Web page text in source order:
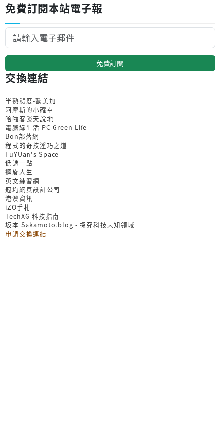
免費訂閱本站電子報
免費訂閱
交換連結
半熟態度-歐美加
阿摩斯的小確幸
哈啦客談天說地
電腦綠生活 PC Green Life
Bon部落網
程式的奇技淫巧之道
FuYUan's Space
低調一點
迴旋人生
英文練習網
冠均網頁設計公司
港澳資訊
iZO手札
TechXG 科技指南
坂本 Sakamoto.blog - 探究科技未知領域
申請交換連結